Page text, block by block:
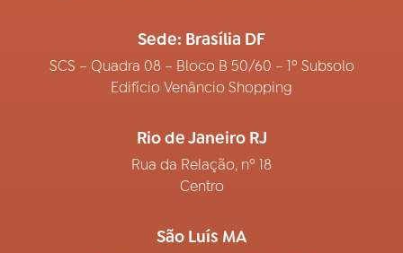
Sede: Brasília DF
SCS – Quadra 08 – Bloco B 50/60 – 1º Subsolo
Edifício Venâncio Shopping
Rio de Janeiro RJ
Rua da Relação, nº 18
Centro
São Luís MA